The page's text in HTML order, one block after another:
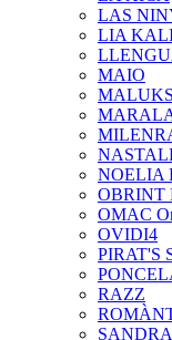
LAS
LIA
MAIO
MALUKS
NOELIA
OBRINT
OMAC
OVIDI4
PIRAT'S
RAZZ